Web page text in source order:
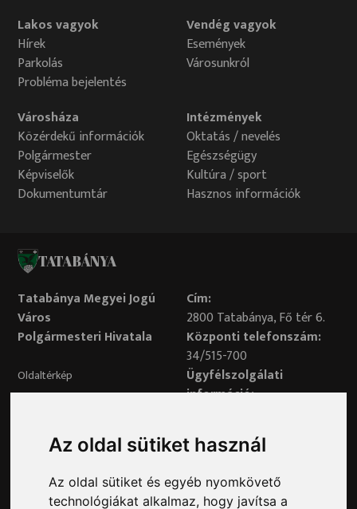
Az oldal sütiket használ
Az oldal sütiket és egyéb nyomkövető
technológiákat alkalmaz, hogy javítsa a
Lakos vagyok
Hírek
Parkolás
Probléma bejelentés
Vendég vagyok
Események
Városunkról
Városháza
Közérdekű információk
Polgármester
Képviselők
Dokumentumtár
Intézmények
Oktatás / nevelés
Egészségügy
Kultúra / sport
Hasznos információk
TATABÁNYA
Tatabánya Megyei Jogú
Város
Polgármesteri Hivatala
Oldaltérkép
Adatvédelem
Cím:
2800 Tatabánya, Fő tér 6.
Központi telefonszám:
34/515-700
Ügyfélszolgálati
információ:
Véleményvonal:
34/515-799
Adatvédelmi tisztviselő elérhetősége: